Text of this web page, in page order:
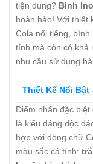
tiện dụng? Bình
hoàn hảo! Với thiết
Cola nổi tiếng, bình
tính mà còn có khả
nhu cầu sử dụng
Thiết Kế Nổi Bật
Điểm nhấn đặc biệt
là kiểu dáng độc
hợp với dòng chữ
màu sắc cá tính: